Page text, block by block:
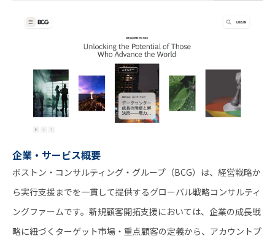
企業・サービス概要
ボストン・コンサルティング・グループ（BCG）は、経営戦略か
ら実行支援までを一貫して提供するグローバル戦略コンサルティ
ングファームです。新規顧客開拓支援においては、企業の成長戦
略に紐づくターゲット市場・重点顧客の定義から、アカウントプ